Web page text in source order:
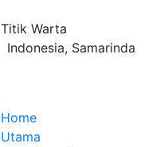
Titik Warta
Indonesia, Samarinda
Home
Utama